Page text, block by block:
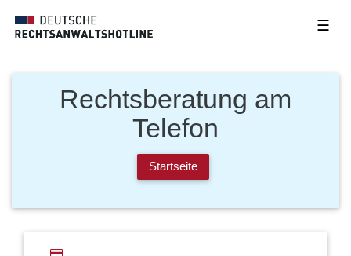
☰
Rechtsberatung am
Telefon
Startseite